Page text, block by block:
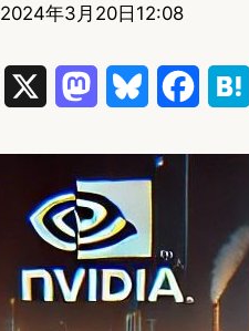
2024年3月20日12:08
t
o
d
u
e
s
k